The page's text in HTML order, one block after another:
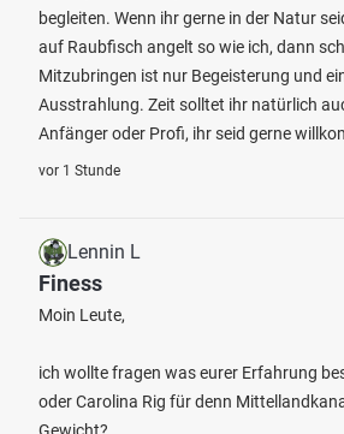
begleiten. Wenn ihr gerne in der Natur
auf Raubfisch angelt so wie ich, dann
Mitzubringen ist nur Begeisterung und
Ausstrahlung. Zeit solltet ihr natürlich
Anfänger oder Profi, ihr seid gerne
vor 1 Stunde
Lennin L
Finess
Moin Leute,
ich wollte fragen was eurer Erfahrung
oder Carolina Rig für denn